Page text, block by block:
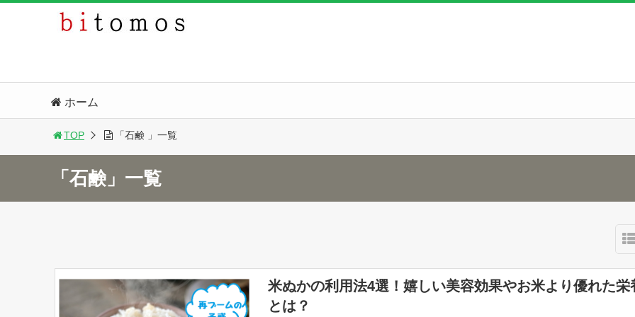
ホーム
TOP 「石鹸 」一覧
「石鹸」一覧
米ぬかの利用法4選！嬉しい美容効果やお米より優れた栄
とは？